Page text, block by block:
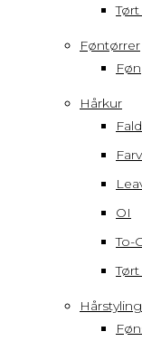
Føntørrer
Føn
Hårkur
OI
To-
Hårstyling